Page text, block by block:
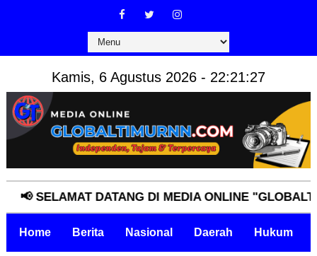
Kamis, 6 Agustus 2026 - 22:21:28
DATANG DI MEDIA ONLINE
Home Berita Nasional Daerah Hukum